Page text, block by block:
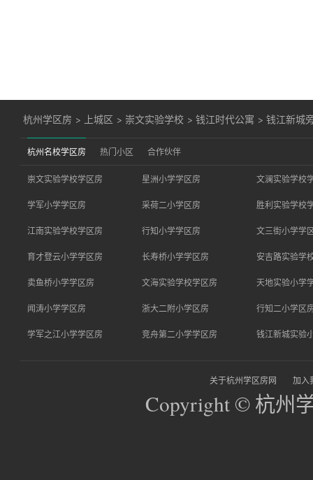
杭州学区房 > 上城区 > 崇文实验学校 >钱江时代公寓 >钱江新城
杭州名校学区房 热门小区 合作伙伴
崇文实验学校学区房 星洲小学学区房 文澜实验学校
学军小学学区房 采荷二小学区房 胜利实验学校
江南实验学校学区房 行知小学学区房 文三街小学学
育才登云小学学区房 长寿桥小学学区房 安吉路实验学
卖鱼桥小学学区房 文海实验学校学区房 天地实验小学
闻涛小学学区房 浙大二附小学区房 行知二小学区
学军之江小学学区房 竞舟第二小学学区房 钱江新城实验
关于杭州学区房网 加入
Copyright © 杭州